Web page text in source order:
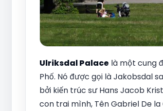
Ulriksdal Palace là một cung
Phố. Nó được gọi là Jakobsdal
bởi kiến trúc sư Hans Jacob
con trai mình, Tên Gabriel De